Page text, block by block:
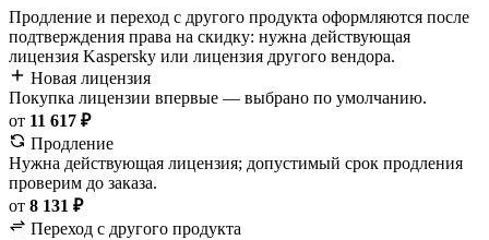
Продление и переход с другого продукта оформляются после
подтверждения права на скидку: нужна действующая
лицензия Kaspersky или лицензия другого вендора.
Новая лицензия
Покупка лицензии впервые — выбрано по умолчанию.
от 11 617 ₽
Продление
Нужна действующая лицензия; допустимый срок продления
проверим до заказа.
от 8 131 ₽
Переход с другого продукта